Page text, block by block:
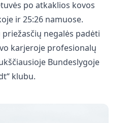
po atkaklios kovos
ir 25:26 namuose.
negalės padėti
karjeroje profesionalų
Bundeslygoje
klubu.